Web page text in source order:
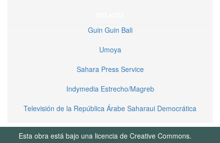
Guin Guin Bali
Umoya
Sahara Press Service
Indymedia Estrecho/Magreb
Televisión de la República Árabe Saharaui Democrática
Esta obra está bajo una licencia de Creative Commons.